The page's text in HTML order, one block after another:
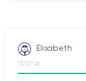
Elisabeth
13/07/26